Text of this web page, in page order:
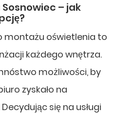
– jak
montażu oświetlenia to
każdego wnętrza.
możliwości, by
zyskało na
się na usługi